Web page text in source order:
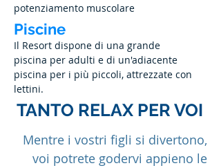
potenziamento muscolare
Piscine
​Il Resort dispone di una grande
piscina per adulti e di un'adiacente
piscina per i più piccoli, attrezzate con
lettini.
TANTO RELAX PER VOI
Mentre i vostri figli si divertono,
voi potrete godervi appieno le